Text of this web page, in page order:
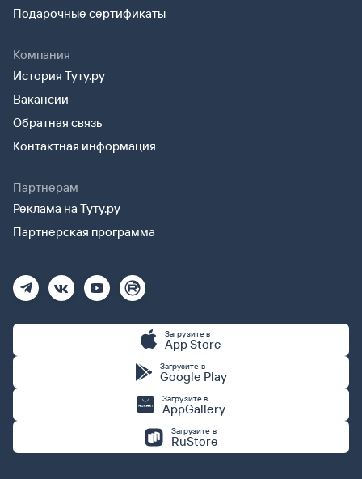
Подарочные сертификаты
Компания
История Туту.ру
Вакансии
Обратная связь
Контактная информация
Партнерам
Реклама на Туту.ру
Партнерская программа
Загрузите в
App Store
Загрузите в
Google Play
Загрузите в
AppGallery
Загрузите в
RuStore